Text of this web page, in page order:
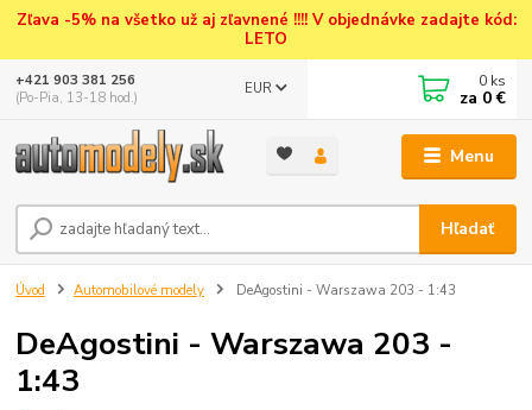
Zľava -5% na všetko už aj zľavnené !!!! V objednávke zadajte kód:
LETO
Menu
EUR
Hľadať
+421 903 381 256
(Po-Pia, 13-18 hod.)
0 ks
za 0 €
Úvod Automobilové modely DeAgostini - Warszawa 203 - 1:43
DeAgostini - Warszawa 203 -
1:43